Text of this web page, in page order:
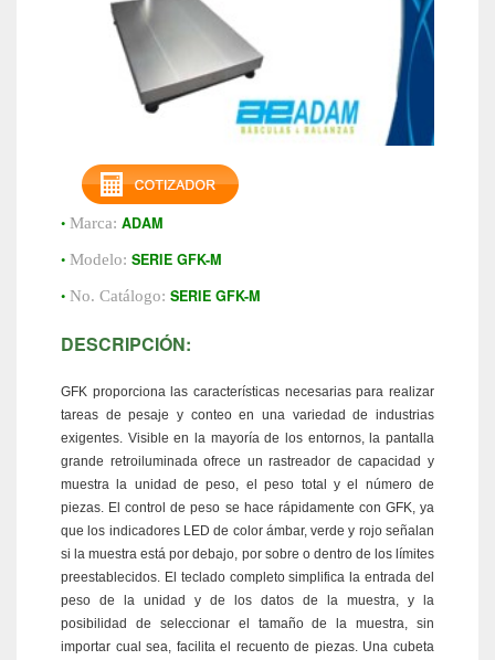
• Marca: ADAM
• Modelo: SERIE GFK-M
• No. Catálogo: SERIE GFK-M
DESCRIPCIÓN:
GFK proporciona las características necesarias para realizar
tareas de pesaje y conteo en una variedad de industrias
exigentes. Visible en la mayoría de los entornos, la pantalla
grande retroiluminada ofrece un rastreador de capacidad y
muestra la unidad de peso, el peso total y el número de
piezas. El control de peso se hace rápidamente con GFK, ya
que los indicadores LED de color ámbar, verde y rojo señalan
si la muestra está por debajo, por sobre o dentro de los límites
preestablecidos. El teclado completo simplifica la entrada del
peso de la unidad y de los datos de la muestra, y la
posibilidad de seleccionar el tamaño de la muestra, sin
importar cual sea, facilita el recuento de piezas. Una cubeta